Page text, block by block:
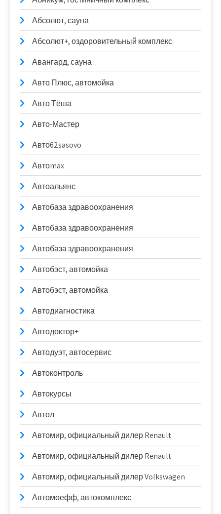
Абсолют, сауна
Абсолют+, оздоровительный комплекс
Авангард, сауна
Авто Плюс, автомойка
Авто Тёша
Авто-Мастер
Авто62sasovo
Автоmax
Автоальянс
Автобаза здравоохранения
Автобаза здравоохранения
Автобаза здравоохранения
Автобэст, автомойка
Автобэст, автомойка
Автодиагностика
Автодоктор+
Автодуэт, автосервис
Автоконтроль
Автокурсы
Автол
Автомир, официальный дилер Renault
Автомир, официальный дилер Renault
Автомир, официальный дилер Volkswagen
Автомоефф, автокомплекс